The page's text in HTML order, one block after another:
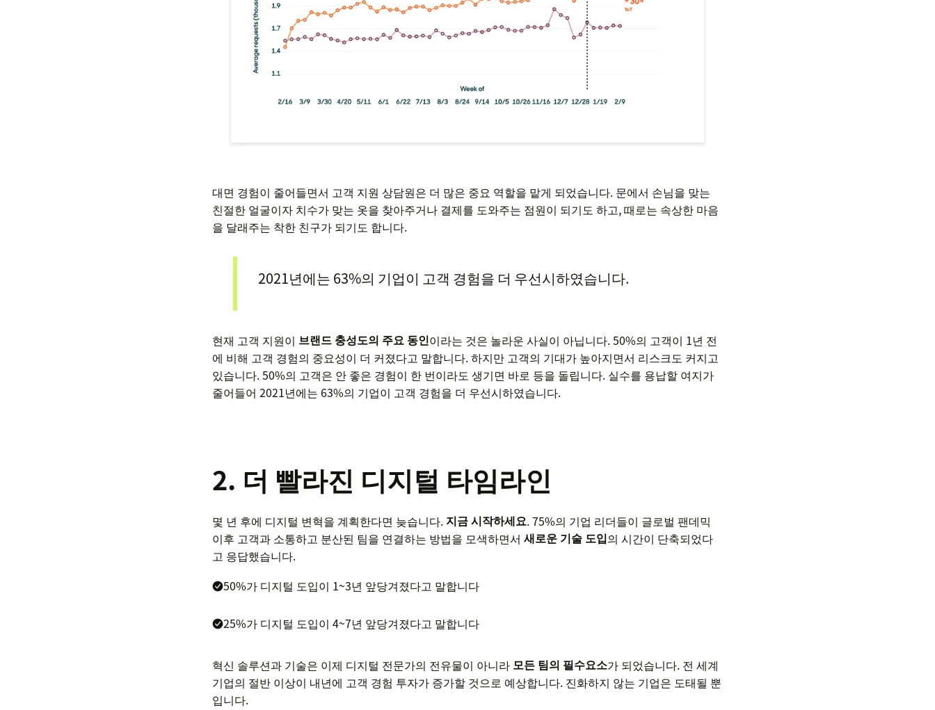
대면 경험이 줄어들면서 고객 지원 상담원은 더 많은 중요 역할을 맡게 되었습니다. 문에서 손님을 맞는
친절한 얼굴이자 치수가 맞는 옷을 찾아주거나 결제를 도와주는 점원이 되기도 하고, 때로는 속상한 마음
을 달래주는 착한 친구가 되기도 합니다.
2021년에는 63%의 기업이 고객 경험을 더 우선시하였습니다.
현재 고객 지원이 브랜드 충성도의 주요 동인이라는 것은 놀라운 사실이 아닙니다. 50%의 고객이 1년 전
에 비해 고객 경험의 중요성이 더 커졌다고 말합니다. 하지만 고객의 기대가 높아지면서 리스크도 커지고
있습니다. 50%의 고객은 안 좋은 경험이 한 번이라도 생기면 바로 등을 돌립니다. 실수를 용납할 여지가
줄어들어 2021년에는 63%의 기업이 고객 경험을 더 우선시하였습니다.
2. 더 빨라진 디지털 타임라인
몇 년 후에 디지털 변혁을 계획한다면 늦습니다. 지금 시작하세요. 75%의 기업 리더들이 글로벌 팬데믹
이후 고객과 소통하고 분산된 팀을 연결하는 방법을 모색하면서 새로운 기술 도입의 시간이 단축되었다
고 응답했습니다.
50%가 디지털 도입이 1~3년 앞당겨졌다고 말합니다
25%가 디지털 도입이 4~7년 앞당겨졌다고 말합니다
혁신 솔루션과 기술은 이제 디지털 전문가의 전유물이 아니라 모든 팀의 필수요소가 되었습니다. 전 세계
기업의 절반 이상이 내년에 고객 경험 투자가 증가할 것으로 예상합니다. 진화하지 않는 기업은 도태될 뿐
입니다.